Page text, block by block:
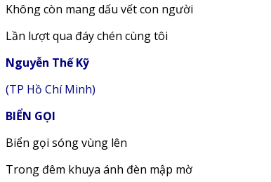
Không còn mang dấu vết con người
Lần lượt qua đáy chén cùng tôi
Nguyễn Thế Kỹ
(TP Hồ Chí Minh)
BIỂN GỌI
Biển gọi sóng vùng lên
Trong đêm khuya ánh đèn mập mờ